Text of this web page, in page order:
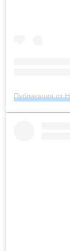
Публикация от